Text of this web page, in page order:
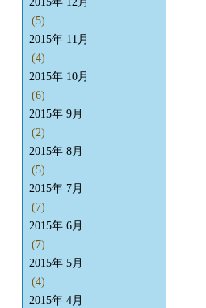
(5)
2015年 11月
(4)
2015年 10月
(6)
2015年 9月
(2)
2015年 8月
(5)
2015年 7月
(7)
2015年 6月
(7)
2015年 5月
(4)
2015年 4月